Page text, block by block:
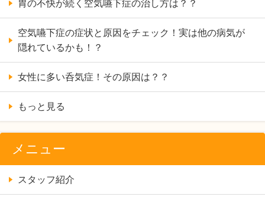
胃の不快が続く空気嚥下症の治し方は？？
空気嚥下症の症状と原因をチェック！実は他の病気が
隠れているかも！？
女性に多い呑気症！その原因は？？
もっと見る
メニュー
スタッフ紹介